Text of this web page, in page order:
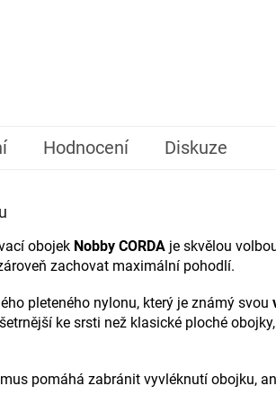
Hodnocení Diskuze
obojek Nobby CORDA je skvělou
zachovat maximální pohodlí.
pleteného nylonu, který je známý svou
ke srsti než klasické ploché
pomáhá zabránit vyvléknutí obojku,